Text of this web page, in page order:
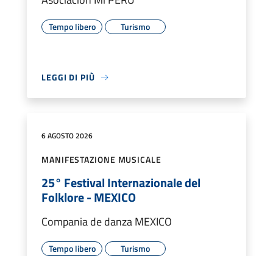
Tempo libero Turismo
LEGGI DI PIÙ
6 AGOSTO 2026
MANIFESTAZIONE MUSICALE
25° Festival Internazionale del
Folklore - MEXICO
Compania de danza MEXICO
Tempo libero Turismo